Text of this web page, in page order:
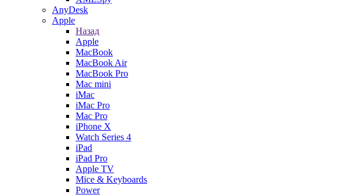
AnyDesk
Apple
Назад
Apple
MacBook
MacBook Air
MacBook Pro
Mac mini
iMac
iMac Pro
Mac Pro
iPhone X
Watch Series 4
iPad
iPad Pro
Apple TV
Mice & Keyboards
Power